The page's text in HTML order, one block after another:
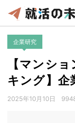
企業研究
【マンシ
キング】企
2025年10月10日